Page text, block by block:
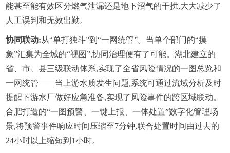
能甚至能有效区分燃气泄漏还是地下沼气的干扰,大大减少了
人工误判和无效出勤。
协同联动:从“单打独斗”到“一网统管”。当单个部门的“摸
象”汇集为全城的“视图”,协同治理便有了可能。湖北建立的
省、市、县三级联动体系,实现了全省风险情况的一图总览和
一网统管——当上游水质发生问题,系统可通过流域分析及时
提醒下游水厂做好应急准备,实现了风险事件的跨区域联动。
合肥打造的“一图预警、一键上报、一体处置”数字化管理场
景,将预警事件响应时间压缩至7分钟,联合处置时间由过去的
24小时以上缩短到1小时。